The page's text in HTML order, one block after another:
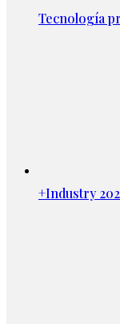
Tecnología
+Industry